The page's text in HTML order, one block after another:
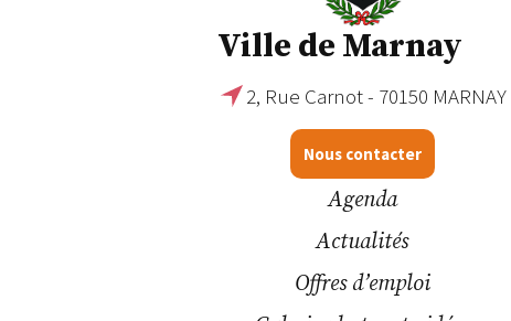
Ville de Marnay
2, Rue Carnot - 70150 MARNAY
Nous contacter
Agenda
Actualités
Offres d’emploi